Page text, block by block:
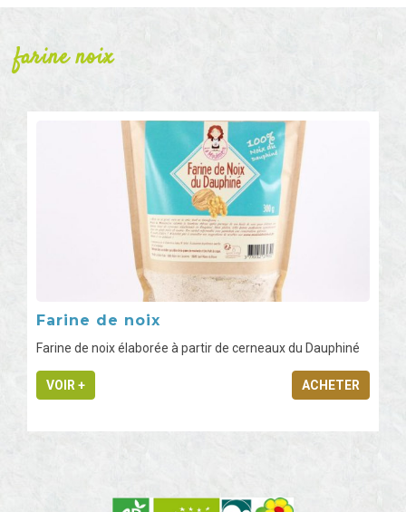
farine noix
Farine de noix
Farine de noix élaborée à partir de cerneaux du Dauphiné
VOIR + ACHETER